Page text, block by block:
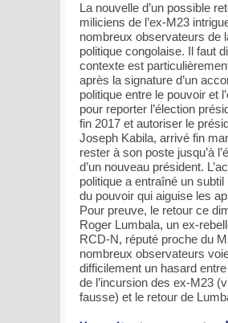
La nouvelle d’un possible
miliciens de l’ex-M23
nombreux observateurs de
politique congolaise. Il faut
contexte est
après la signature d’un
politique entre le pouvoir et
pour reporter l’élection
fin 2017 et autoriser le
Joseph Kabila, arrivé fin
rester à son poste jusqu’à
d’un nouveau président.
politique a entraîné un subtil
du pouvoir qui aiguise les
Pour preuve, le retour ce
Roger Lumbala, un ex-
RCD-N, réputé proche du
nombreux observateurs
difficilement un hasard entre
de l’incursion des ex-M23
fausse) et le retour de